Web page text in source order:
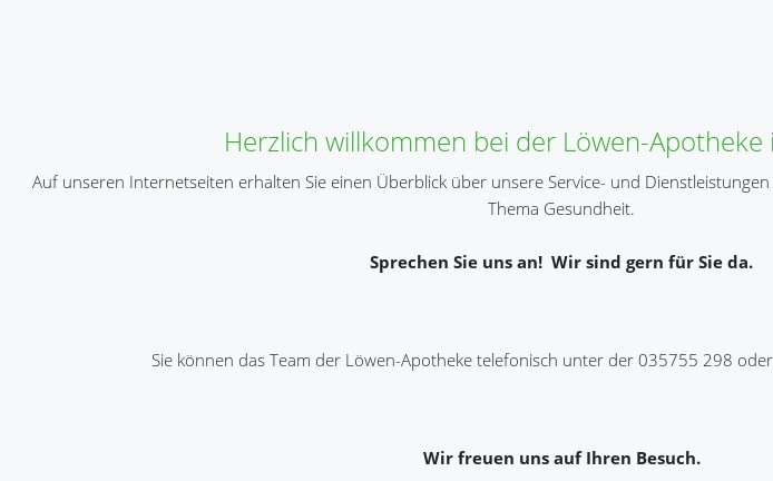
Herzlich willkommen bei der Löwen-
Auf unseren Internetseiten erhalten Sie einen Überblick über unsere Service- und
Thema Gesundheit.
Sprechen Sie uns an! Wir sind gern für Sie da.
Sie können das Team der Löwen-Apotheke telefonisch unter der 035755 298
Wir freuen uns auf Ihren Besuch.